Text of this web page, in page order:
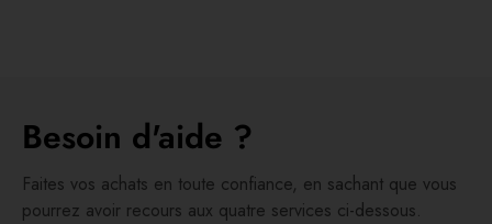
Besoin d'aide ?
Faites vos achats en toute confiance, en sachant que vous
pourrez avoir recours aux quatre services ci-dessous.